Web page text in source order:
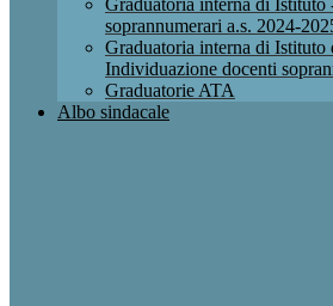
Graduatoria interna di
soprannumerari a.s. 2024-
Graduatoria interna di
Individuazione docenti
Graduatorie ATA
Albo sindacale